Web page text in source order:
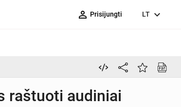
person_outline Prisijungti LT expand_more
raštuoti audiniai